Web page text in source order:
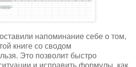
напоминание себе о том,
книге со сводом
Это позволит быстро
и исправить формулы, как